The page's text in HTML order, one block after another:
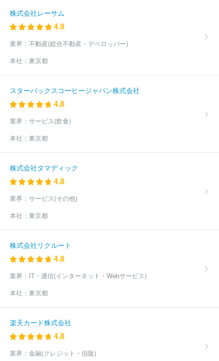
リエイト
ＴＩＳ株式会社
本総合研究所
株式会社テクノスジャパン
ーチ
株式会社アイネス
(10610件)
株式会社レーサム
4.9
業界： 不動産(総合不動産・デベロッパー)
本社： 東京都
スターバックスコーヒージャパン株式会社
4.8
業界： サービス(飲食)
本社： 東京都
株式会社タマディック
4.8
業界： サービス(その他)
本社： 東京都
株式会社リクルート
4.8
業界： IT・通信(インターネット・Webサービス)
本社： 東京都
楽天カード株式会社
4.8
業界： 金融(クレジット・信販)